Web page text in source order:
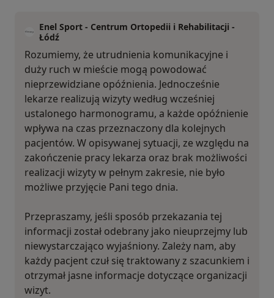
Enel Sport - Centrum Ortopedii i Rehabilitacji -
Łódź
Rozumiemy, że utrudnienia komunikacyjne i
duży ruch w mieście mogą powodować
nieprzewidziane opóźnienia. Jednocześnie
lekarze realizują wizyty według wcześniej
ustalonego harmonogramu, a każde opóźnienie
wpływa na czas przeznaczony dla kolejnych
pacjentów. W opisywanej sytuacji, ze względu na
zakończenie pracy lekarza oraz brak możliwości
realizacji wizyty w pełnym zakresie, nie było
możliwe przyjęcie Pani tego dnia.
Przepraszamy, jeśli sposób przekazania tej
informacji został odebrany jako nieuprzejmy lub
niewystarczająco wyjaśniony. Zależy nam, aby
każdy pacjent czuł się traktowany z szacunkiem i
otrzymał jasne informacje dotyczące organizacji
wizyt.